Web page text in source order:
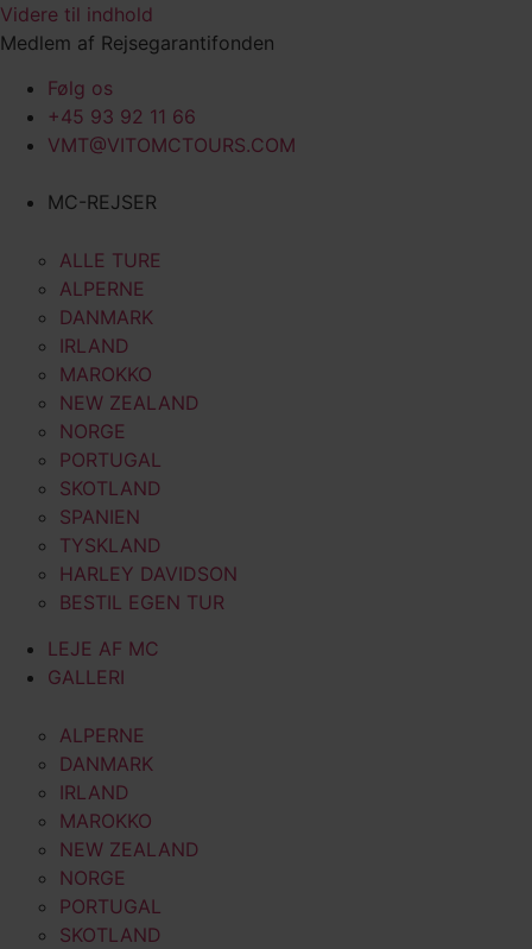
Videre til indhold
Medlem af Rejsegarantifonden
Følg os
+45 93 92 11 66
VMT@VITOMCTOURS.COM
MC-REJSER
ALLE TURE
ALPERNE
DANMARK
IRLAND
MAROKKO
NEW ZEALAND
NORGE
PORTUGAL
SKOTLAND
SPANIEN
TYSKLAND
HARLEY DAVIDSON
BESTIL EGEN TUR
LEJE AF MC
GALLERI
ALPERNE
DANMARK
IRLAND
MAROKKO
NEW ZEALAND
NORGE
PORTUGAL
SKOTLAND